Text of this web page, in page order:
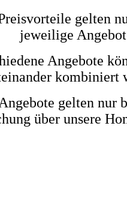
gelten
jeweilige
Angebote
kombiniert
gelten nur
über unsere